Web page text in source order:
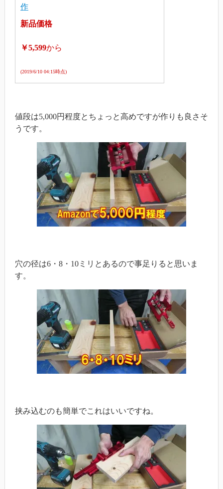
作
新品価格
￥5,599から
(2019/6/10 04:15時点)
値段は5,000円程度とちょっと高めですが作りも良さそ
うです。
穴の径は6・8・10ミリとあるので事足りると思いま
す。
挟み込むのも簡単でこれはいいですね。